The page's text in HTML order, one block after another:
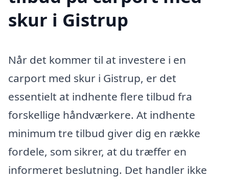
skur i Gistrup
Når det kommer til at investere i en
carport med skur i Gistrup, er det
essentielt at indhente flere tilbud fra
forskellige håndværkere. At indhente
minimum tre tilbud giver dig en række
fordele, som sikrer, at du træffer en
informeret beslutning. Det handler ikke